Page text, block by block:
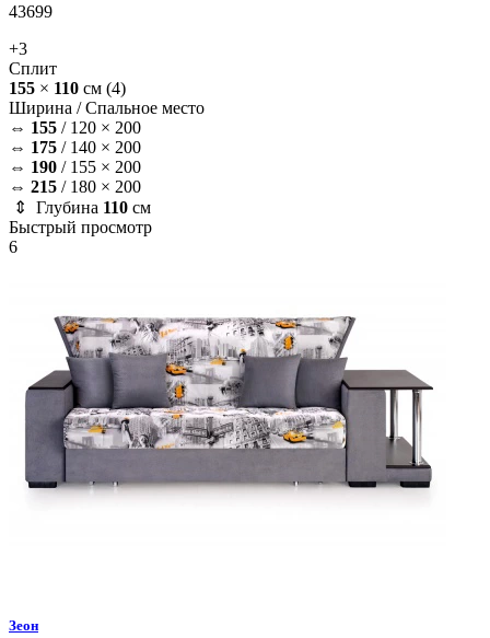
43699
+3
Сплит
155 × 110 см (4)
Ширина /Спальное место
⇔ 155 / 120 × 200
⇔ 175 / 140 × 200
⇔ 190 / 155 × 200
⇔ 215 / 180 × 200
⇕ Глубина 110 см
Быстрый просмотр
6
Зеон